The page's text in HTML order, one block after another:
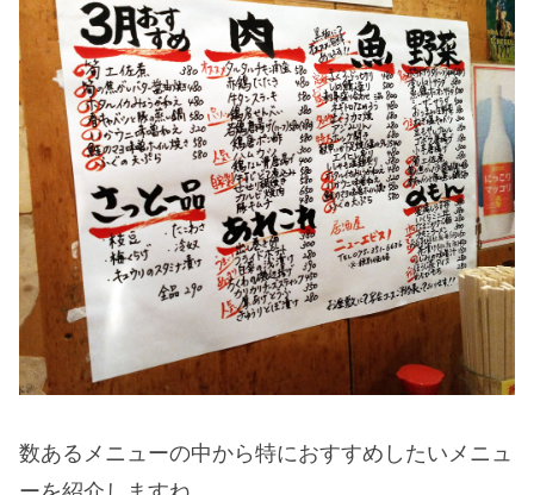
数あるメニューの中から特におすすめしたいメニュ